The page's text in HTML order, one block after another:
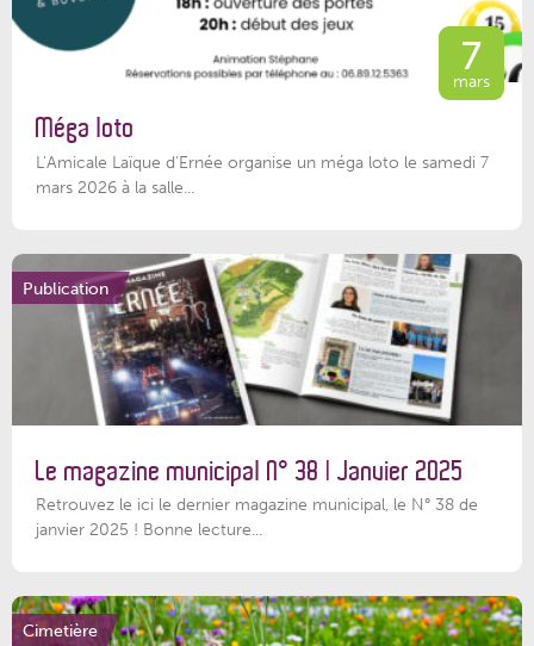
7
mars
Méga loto
L’Amicale Laïque d’Ernée organise un méga loto le samedi 7
mars 2026 à la salle...
Publication
Le magazine municipal N° 38 | Janvier 2025
Retrouvez le ici le dernier magazine municipal, le N° 38 de
janvier 2025 ! Bonne lecture...
Cimetière